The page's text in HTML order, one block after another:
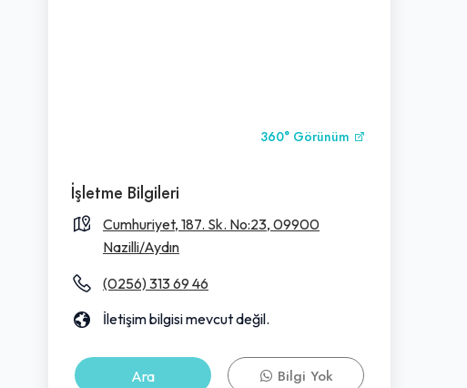
360° Görünüm
İşletme Bilgileri
Cumhuriyet, 187. Sk. No:23, 09900
Nazilli/Aydın
(0256) 313 69 46
İletişim bilgisi mevcut değil.
Ara
Bilgi Yok